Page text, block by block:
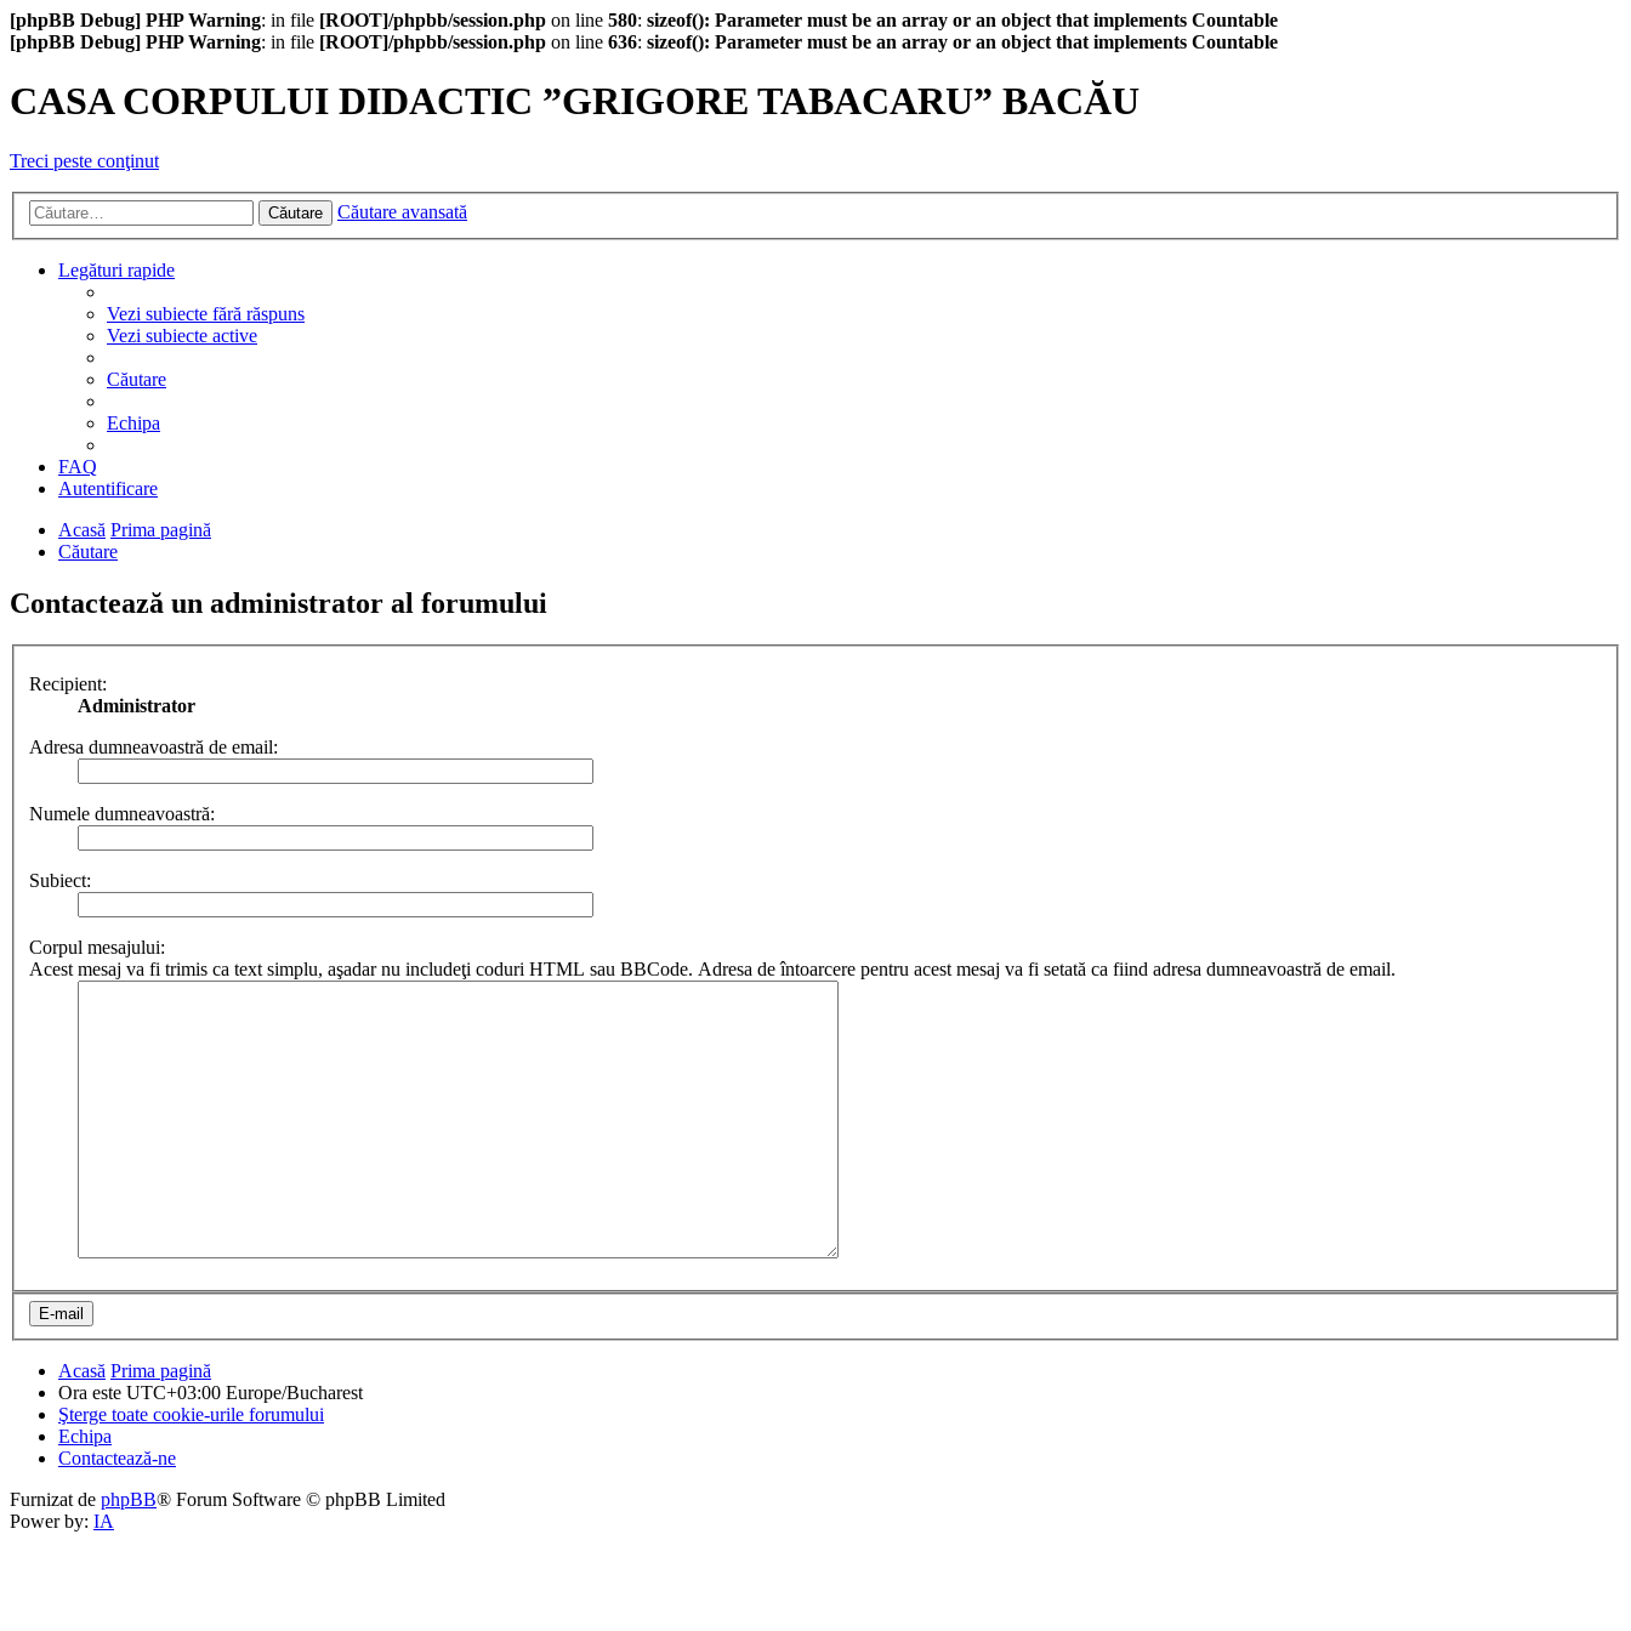
[phpBB Debug] PHP Warning: in file [ROOT]/phpbb/session.php on line 580: sizeof(): Parameter must be an array or an object that implements Countable
[phpBB Debug] PHP Warning: in file [ROOT]/phpbb/session.php on line 636: sizeof(): Parameter must be an array or an object that implements Countable
CASA CORPULUI DIDACTIC ”GRIGORE TABACARU” BACĂU
Treci peste conţinut
Căutare Căutare avansată
Legături rapide
Vezi subiecte fără răspuns
Vezi subiecte active
Căutare
Echipa
FAQ
Autentificare
Acasă Prima pagină
Căutare
Contactează un administrator al forumului
Recipient:
Administrator
Adresa dumneavoastră de email:
Numele dumneavoastră:
Subiect:
Corpul mesajului:
Acest mesaj va fi trimis ca text simplu, aşadar nu includeţi coduri HTML sau BBCode. Adresa de întoarcere pentru acest mesaj va fi setată ca fiind adresa dumneavoastră de email.
Acasă Prima pagină
Ora este UTC+03:00 Europe/Bucharest
Şterge toate cookie-urile forumului
Echipa
Contactează-ne
Furnizat de phpBB® Forum Software © phpBB Limited
Power by: IA